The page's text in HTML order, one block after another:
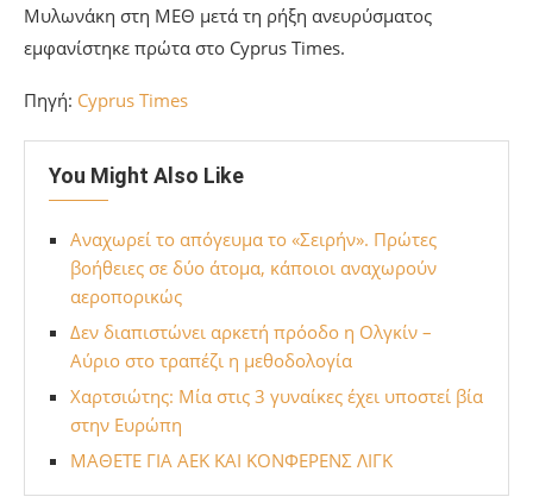
Μυλωνάκη στη ΜΕΘ μετά τη ρήξη ανευρύσματος
εμφανίστηκε πρώτα στο Cyprus Times.
Πηγή: Cyprus Times
You Might Also Like
Αναχωρεί το απόγευμα το «Σειρήν». Πρώτες
βοήθειες σε δύο άτομα, κάποιοι αναχωρούν
αεροπορικώς
Δεν διαπιστώνει αρκετή πρόοδο η Ολγκίν –
Αύριο στο τραπέζι η μεθοδολογία
Χαρτσιώτης: Μία στις 3 γυναίκες έχει υποστεί βία
στην Ευρώπη
ΜΑΘΕΤΕ ΓΙΑ ΑΕΚ ΚΑΙ ΚΟΝΦΕΡΕΝΣ ΛΙΓΚ